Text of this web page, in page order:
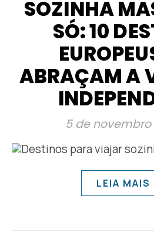
SOZINHA
SÓ: 10
ABRAÇAM A
5 de novembro
LEIA MAIS